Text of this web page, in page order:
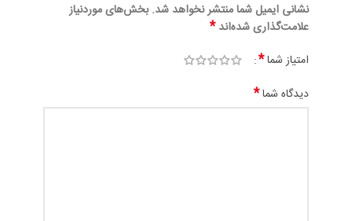
نشانی ایمیل شما منتشر نخواهد شد. بخش‌های موردنیاز
علامت‌گذاری شده‌اند*
امتیاز شما*
دیدگاه شما*